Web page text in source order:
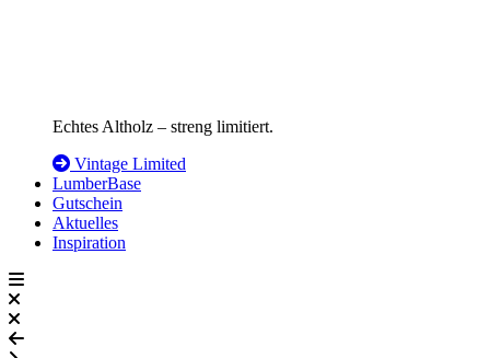
Echtes Altholz – streng limitiert.
Vintage Limited
LumberBase
Gutschein
Aktuelles
Inspiration